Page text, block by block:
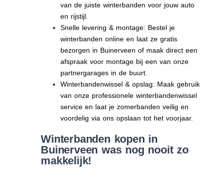
van de juiste winterbanden voor jouw auto
en rijstijl.
Snelle levering & montage: Bestel je
winterbanden online en laat ze gratis
bezorgen in Buinerveen of maak direct een
afspraak voor montage bij een van onze
partnergarages in de buurt.
Winterbandenwissel & opslag: Maak gebruik
van onze professionele winterbandenwissel
service en laat je zomerbanden veilig en
voordelig via ons opslaan tot het voorjaar.
Winterbanden kopen in
Buinerveen was nog nooit zo
makkelijk!